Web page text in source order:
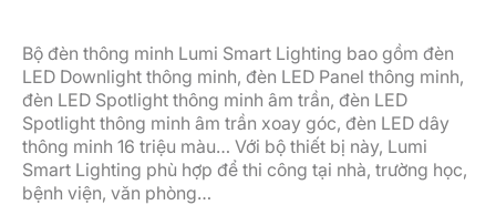
Bộ đèn thông minh Lumi Smart Lighting bao gồm đèn
LED Downlight thông minh, đèn LED Panel thông minh,
đèn LED Spotlight thông minh âm trần, đèn LED
Spotlight thông minh âm trần xoay góc, đèn LED dây
thông minh 16 triệu màu… Với bộ thiết bị này, Lumi
Smart Lighting phù hợp để thi công tại nhà, trường học,
bệnh viện, văn phòng…